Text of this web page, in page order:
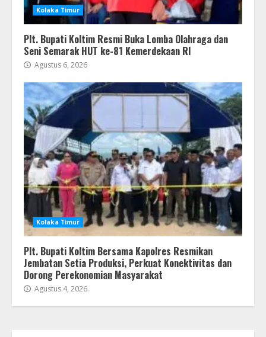
Kolaka Timur
Plt. Bupati Koltim Resmi Buka Lomba Olahraga dan
Seni Semarak HUT ke-81 Kemerdekaan RI
Agustus 6, 2026
Kolaka Timur
Plt. Bupati Koltim Bersama Kapolres Resmikan
Jembatan Setia Produksi, Perkuat Konektivitas dan
Dorong Perekonomian Masyarakat
Agustus 4, 2026